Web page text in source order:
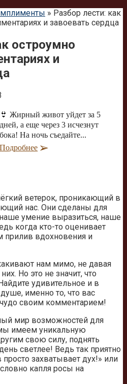
» Разбор лести: как
и завоевать сердца
остроумно
и
👙 Жирный живот уйдет за 5
дней, а еще через 3 исчезнут
бока! На ночь съедайте...
Подробнее
ветерок, проникающий в
нас. Они сделаны для
умение выразиться, наше
когда кто-то оценивает
вдохновения и
нам мимо, не давая
Но это не значит, что
удивительное и в
именно то, что вас
чудо своим комментарием!
мир возможностей для
имеем уникальную
свою силу, поднять
светлее! Ведь так приятно
захватывает дух!» или
капля росы на